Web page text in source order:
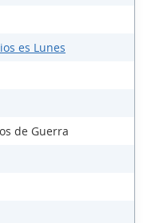
es Lunes
de Guerra